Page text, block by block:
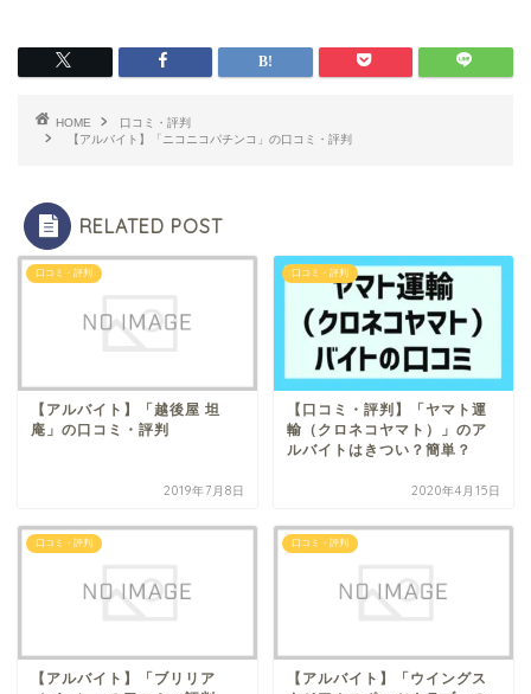
HOME
口コミ・評判
【アルバイト】「ニコニコパチンコ」の口コミ・評判
RELATED POST
口コミ・評判
【アルバイト】「越後屋 坦
庵」の口コミ・評判
2019年7月8日
口コミ・評判
【口コミ・評判】「ヤマト運
輸（クロネコヤマト）」のア
ルバイトはきつい？簡単？
2020年4月15日
口コミ・評判
【アルバイト】「ブリリア
口コミ・評判
【アルバイト】「ウイングス